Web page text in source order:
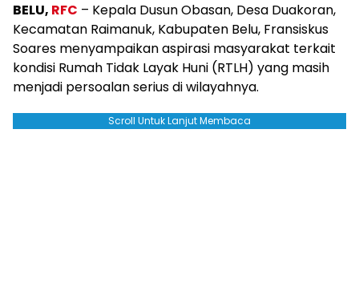
BELU, RFC – Kepala Dusun Obasan, Desa Duakoran,
Kecamatan Raimanuk, Kabupaten Belu, Fransiskus
Soares menyampaikan aspirasi masyarakat terkait
kondisi Rumah Tidak Layak Huni (RTLH) yang masih
menjadi persoalan serius di wilayahnya.
Scroll Untuk Lanjut Membaca